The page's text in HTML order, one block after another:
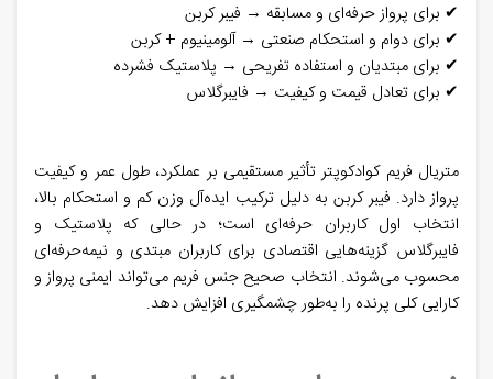
✔ برای پرواز حرفه‌ای و مسابقه → فیبر کربن
✔ برای دوام و استحکام صنعتی → آلومینیوم + کربن
✔ برای مبتدیان و استفاده تفریحی → پلاستیک فشرده
✔ برای تعادل قیمت و کیفیت → فایبرگلاس
متریال فریم کوادکوپتر تأثیر مستقیمی بر عملکرد، طول عمر و کیفیت
پرواز دارد. فیبر کربن به دلیل ترکیب ایده‌آل وزن کم و استحکام بالا،
انتخاب اول کاربران حرفه‌ای است؛ در حالی که پلاستیک و
فایبرگلاس گزینه‌هایی اقتصادی برای کاربران مبتدی و نیمه‌حرفه‌ای
محسوب می‌شوند. انتخاب صحیح جنس فریم می‌تواند ایمنی پرواز و
کارایی کلی پرنده را به‌طور چشمگیری افزایش دهد.